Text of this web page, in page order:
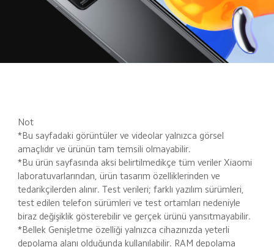
Not
*Bu sayfadaki görüntüler ve videolar yalnızca görsel
amaçlıdır ve ürünün tam temsili olmayabilir.
*Bu ürün sayfasında aksi belirtilmedikçe tüm veriler Xiaomi
laboratuvarlarından, ürün tasarım özelliklerinden ve
tedarikçilerden alınır. Test verileri; farklı yazılım sürümleri,
test edilen telefon sürümleri ve test ortamları nedeniyle
biraz değişiklik gösterebilir ve gerçek ürünü yansıtmayabilir.
*Bellek Genişletme özelliği yalnızca cihazınızda yeterli
depolama alanı olduğunda kullanılabilir. RAM depolama